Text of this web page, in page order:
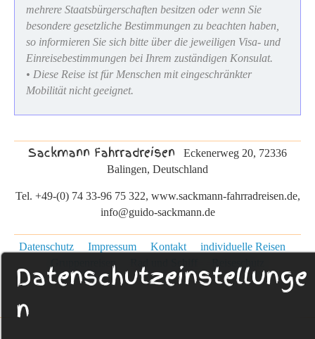
mehrere Staatsbürgerschaften besitzen oder wenn Sie
besondere gesetzliche Bestimmungen zu beachten haben,
so informieren Sie sich bitte über die jeweiligen Visa- und
Einreisebestimmungen bei Ihrem zuständigen Konsulat.
• Diese Reise ist für Menschen mit eingeschränkter
Mobilität nicht geeignet.
Sackmann Fahrradreisen Eckenerweg 20, 72336
Balingen, Deutschland
Tel. +49-(0) 74 33-96 75 322, www.sackmann-fahrradreisen.de,
info@guido-sackmann.de
Datenschutz Impressum Kontakt
individuelle Reisen
Gruppenreisen
Datenschutzeinstellunge
n